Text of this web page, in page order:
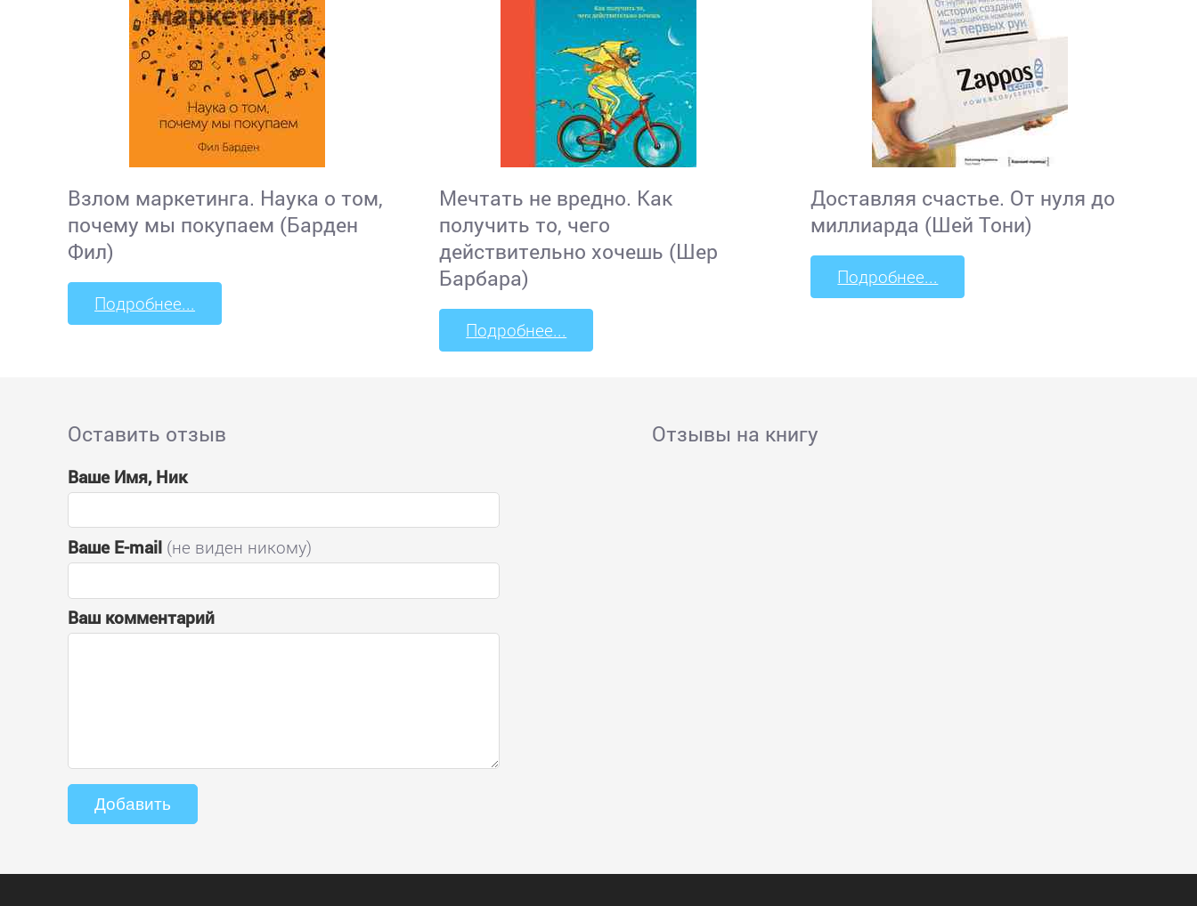
Взлом маркетинга. Наука о том,
почему мы покупаем (Барден
Фил)
Подробнее...
Мечтать не вредно. Как
получить то, чего
действительно хочешь (Шер
Барбара)
Подробнее...
Доставляя счастье. От нуля до
миллиарда (Шей Тони)
Подробнее...
Оставить отзыв
Ваше Имя, Ник
Ваше E-mail (не виден никому)
Ваш комментарий
Отзывы на книгу